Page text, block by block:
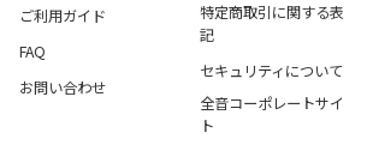
ご利用ガイド
FAQ
お問い合わせ
特定商取引に関する表
記
セキュリティについて
全音コーポレートサイ
ト